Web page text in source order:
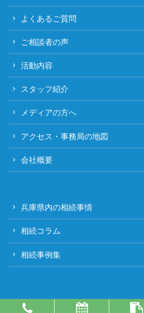
よくあるご質問
ご相談者の声
活動内容
スタッフ紹介
メディアの方へ
アクセス・事務局の地図
会社概要
兵庫県内の相続事情
相続コラム
相続事例集
プライバシーポリシー